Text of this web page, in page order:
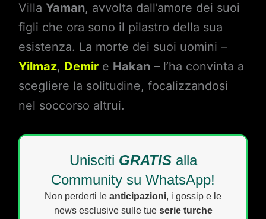
Villa Yaman, avvolta dall’amore dei suoi
figli che ora sono il pilastro della sua
esistenza. La morte dei suoi uomini –
Yilmaz, Demire Hakan– l’ha convinta a
scegliere la solitudine, focalizzandosi
nel soccorso altrui.
Unisciti GRATISalla
Community su WhatsApp!
Non perderti le anticipazioni, i gossip e le
news esclusive sulle tue serie turche